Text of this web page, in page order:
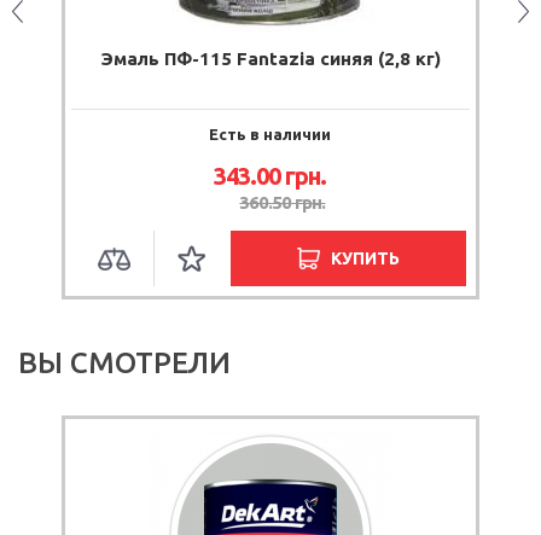
Эмаль ПФ-115 Fantazia синяя (2,8 кг)
Есть в наличии
343.00грн.
360.50грн.
КУПИТЬ
ВЫ СМОТРЕЛИ